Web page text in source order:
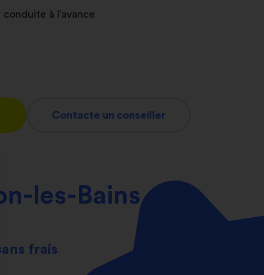
à l’avance
Contacte un conseiller
les-Bains
frais